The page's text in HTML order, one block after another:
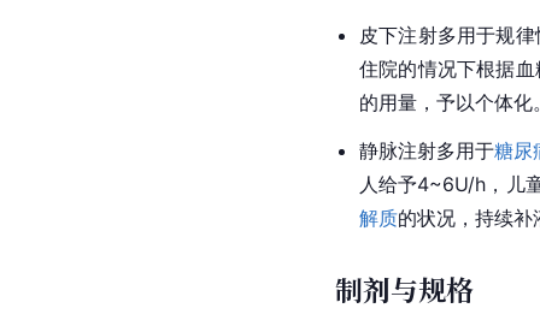
皮下注射多用于规
住院的情况下根据
的用量，予以个体化
静脉注射多用于糖尿
人给予4~6U/h，儿
解质的状况，持续
制剂与规格